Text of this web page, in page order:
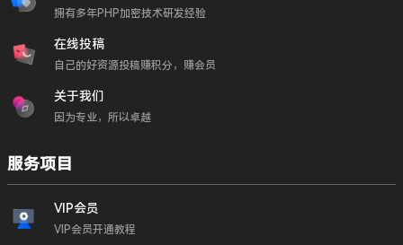
拥有多年PHP加密技术研发经验
在线投稿
自己的好资源投稿赚积分，赚会员
关于我们
因为专业，所以卓越
服务项目
VIP会员
VIP会员开通教程